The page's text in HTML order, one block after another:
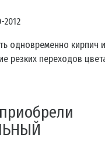
2012
одновременно кирпич
резких переходов